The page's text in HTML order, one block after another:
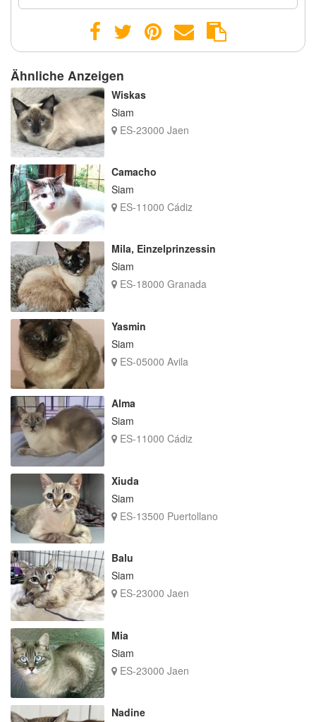
Ähnliche Anzeigen
Wiskas
Siam
ES-23000 Jaen
Camacho
Siam
ES-11000 Cádiz
Mila, Einzelprinzessin
Siam
ES-18000 Granada
Yasmin
Siam
ES-05000 Avila
Alma
Siam
ES-11000 Cádiz
Xiuda
Siam
ES-13500 Puertollano
Balu
Siam
ES-23000 Jaen
Mia
Siam
ES-23000 Jaen
Nadine